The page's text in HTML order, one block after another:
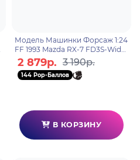
Модель Машинки Форсаж 1:24
FF 1993 Mazda RX-7 FD3S-Wide
1:24 32607
2 879р. 3 190р.
144 Pop-Баллов
В КОРЗИНУ